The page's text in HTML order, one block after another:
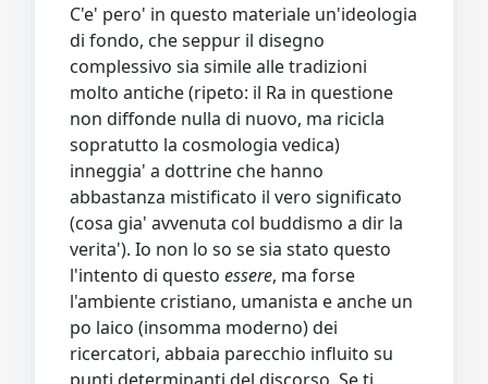
C'e' pero' in questo materiale un'ideologia
di fondo, che seppur il disegno
complessivo sia simile alle tradizioni
molto antiche (ripeto: il Ra in questione
non diffonde nulla di nuovo, ma ricicla
sopratutto la cosmologia vedica)
inneggia' a dottrine che hanno
abbastanza mistificato il vero significato
(cosa gia' avvenuta col buddismo a dir la
verita'). Io non lo so se sia stato questo
l'intento di questo essere, ma forse
l'ambiente cristiano, umanista e anche un
po laico (insomma moderno) dei
ricercatori, abbaia parecchio influito su